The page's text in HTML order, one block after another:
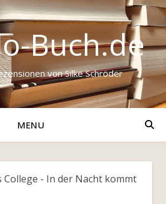
Buch.de
von Silke Schröder
MENU